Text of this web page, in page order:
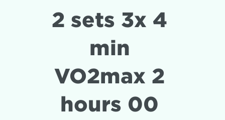
2 sets 3x 4
min
VO2max 2
hours 00